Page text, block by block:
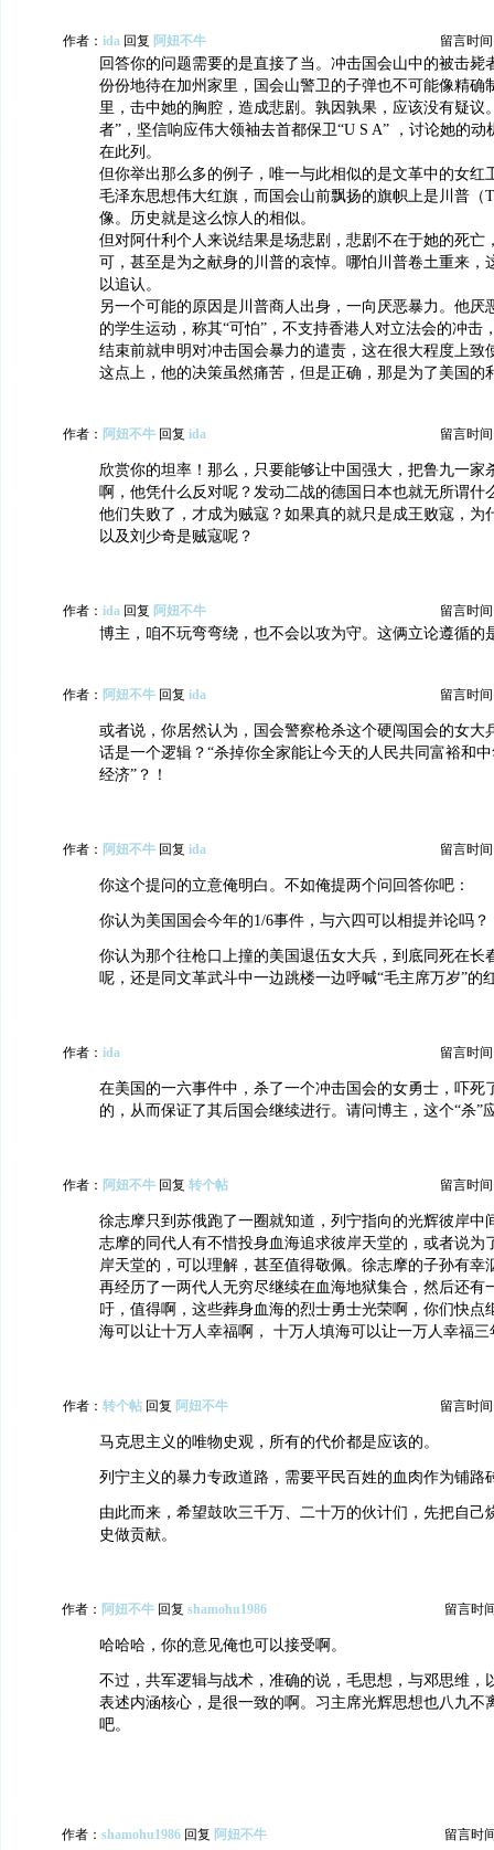
作者： ida 回复 阿妞不牛 留言时间
回答你的问题需要的是直接了当。冲击国会山中的被击毙
份份地待在加州家里，国会山警卫的子弹也不可能像精确
里，击中她的胸腔，造成悲剧。孰因孰果，应该没有疑议
者”，坚信响应伟大领袖去首都保卫“U S A” ，讨论她的动
在此列。
但你举出那么多的例子，唯一与此相似的是文革中的女红
毛泽东思想伟大红旗，而国会山前飘扬的旗帜上是川普（
像。历史就是这么惊人的相似。
但对阿什利个人来说结果是场悲剧，悲剧不在于她的死亡
可，甚至是为之献身的川普的哀悼。哪怕川普卷土重来，
以追认。
另一个可能的原因是川普商人出身，一向厌恶暴力。他厌
的学生运动，称其“可怕”，不支持香港人对立法会的冲击
结束前就申明对冲击国会暴力的遣责，这在很大程度上致
这点上，他的决策虽然痛苦，但是正确，那是为了美国的
作者： 阿妞不牛 回复 ida 留言时间
欣赏你的坦率！那么，只要能够让中国强大，把鲁九一家
啊，他凭什么反对呢？发动二战的德国日本也就无所谓什
他们失败了，才成为贼寇？如果真的就只是成王败寇，为
以及刘少奇是贼寇呢？
作者： ida 回复 阿妞不牛 留言时间
博主，咱不玩弯弯绕，也不会以攻为守。这俩立论遵循的
作者： 阿妞不牛 回复 ida 留言时间
或者说，你居然认为，国会警察枪杀这个硬闯国会的女大
话是一个逻辑？“杀掉你全家能让今天的人民共同富裕和
经济”？！
作者： 阿妞不牛 回复 ida 留言时间
你这个提问的立意俺明白。不如俺提两个问回答你吧：
你认为美国国会今年的1/6事件，与六四可以相提并论吗？
你认为那个往枪口上撞的美国退伍女大兵，到底同死在长
呢，还是同文革武斗中一边跳楼一边呼喊“毛主席万岁”的
作者： ida 留言时间
在美国的一六事件中，杀了一个冲击国会的女勇士，吓死
的，从而保证了其后国会继续进行。请问博主，这个“杀”
作者： 阿妞不牛 回复 转个帖 留言时间
徐志摩只到苏俄跑了一圈就知道，列宁指向的光辉彼岸中
志摩的同代人有不惜投身血海追求彼岸天堂的，或者说为
岸天堂的，可以理解，甚至值得敬佩。徐志摩的子孙有幸
再经历了一两代人无穷尽继续在血海地狱集合，然后还有
吁，值得啊，这些葬身血海的烈士勇士光荣啊，你们快点
海可以让十万人幸福啊， 十万人填海可以让一万人幸福三
作者： 转个帖 回复 阿妞不牛 留言时间
马克思主义的唯物史观，所有的代价都是应该的。
列宁主义的暴力专政道路，需要平民百姓的血肉作为铺路
由此而来，希望鼓吹三千万、二十万的伙计们，先把自己
史做贡献。
作者： 阿妞不牛 回复 shamohu1986 留言时
哈哈哈，你的意见俺也可以接受啊。
不过，共军逻辑与战术，准确的说，毛思想，与邓思维，
表述内涵核心，是很一致的啊。习主席光辉思想也八九不
吧。
作者： shamohu1986 回复 阿妞不牛 留言时